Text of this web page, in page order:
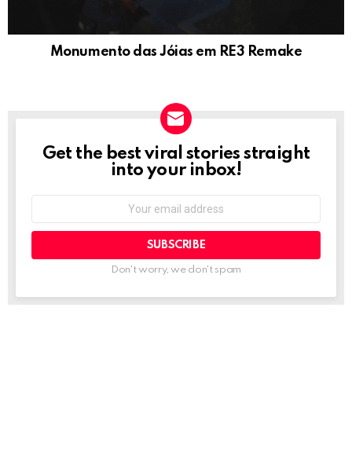
Monumento das Jóias em RE3 Remake
NEWSLETTER
Get the best viral stories straight
into your inbox!
Don't worry, we don't spam